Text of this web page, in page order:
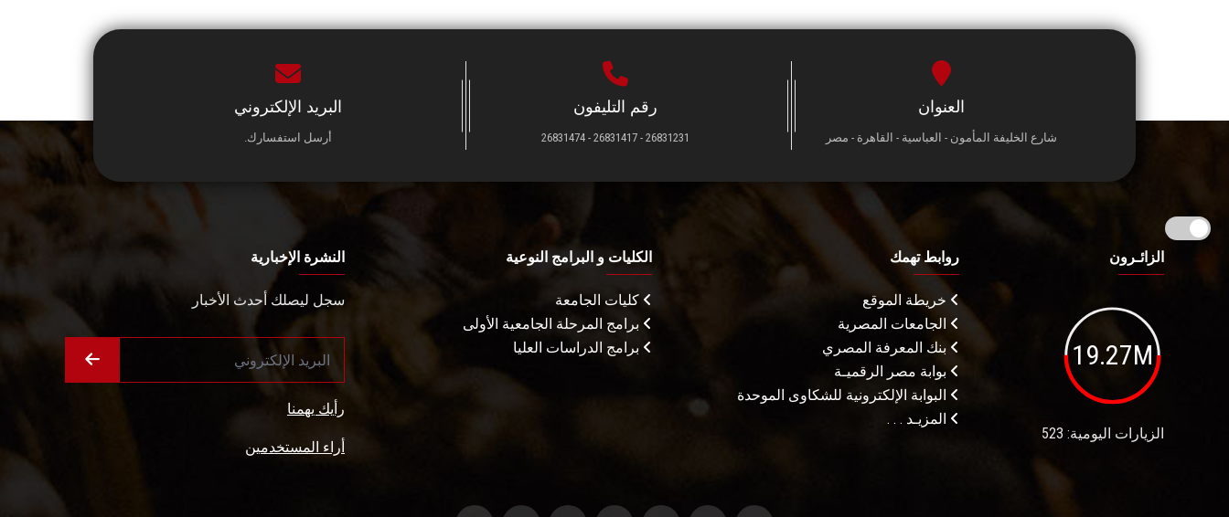
العنوان
شارع الخليفة المأمون - العباسية - القاهرة - مصر
رقم التليفون
26831231 - 26831417 - 26831474
البريد الإلكتروني
أرسل استفسارك.
الزائـرون
19.27M
الزيارات اليومية: 523
روابط تهمك
خريطة الموقع
الجامعات المصرية
بنك المعرفة المصري
بوابة مصر الرقميـة
البوابة الإلكترونية للشكاوى الموحدة
المزيـد . . .
الكليات و البرامج النوعية
كليات الجامعة
برامج المرحلة الجامعية الأولى
برامج الدراسات العليا
النشرة الإخبارية
سجل ليصلك أحدث الأخبار
رأيك يهمنا
أراء المستخدمين